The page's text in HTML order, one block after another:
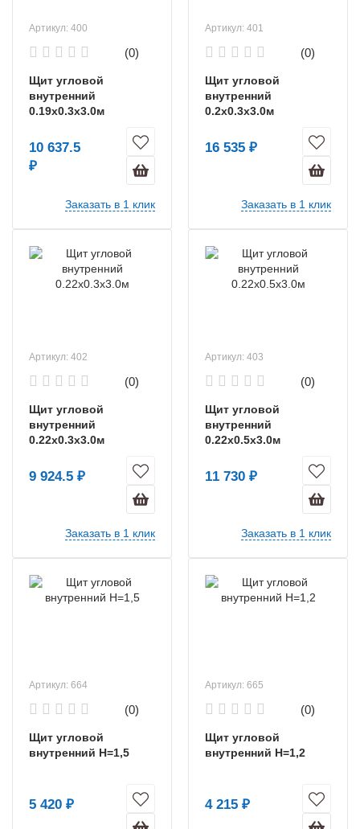
Артикул: 400
(0)
Щит угловой
внутренний
0.19х0.3х3.0м
10 637.5
₽
Заказать в 1 клик
Артикул: 401
(0)
Щит угловой
внутренний
0.2х0.3х3.0м
16 535 ₽
Заказать в 1 клик
Артикул: 402
(0)
Щит угловой
внутренний
0.22х0.3х3.0м
9 924.5 ₽
Заказать в 1 клик
Артикул: 403
(0)
Щит угловой
внутренний
0.22х0.5х3.0м
11 730 ₽
Заказать в 1 клик
Артикул: 664
(0)
Щит угловой
внутренний Н=1,5
5 420 ₽
Артикул: 665
(0)
Щит угловой
внутренний Н=1,2
4 215 ₽